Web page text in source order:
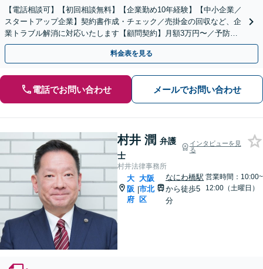
【電話相談可】【初回相談無料】【企業勤め10年経験】【中小企業／
スタートアップ企業】契約書作成・チェック／売掛金の回収など、企
業トラブル解消に対応いたします【顧問契約】月額3万円〜／予防法
務から紛争解決までお任せください。
料金表を見る
電話でお問い合わせ メールでお問い合わせ
村井 潤 弁護
士
インタビューを見
る
村井法律事務所
大
阪
府
|
大阪
市北
区
なにわ橋駅
から徒歩5
分
営業時間：10:00~
12:00（土曜日）